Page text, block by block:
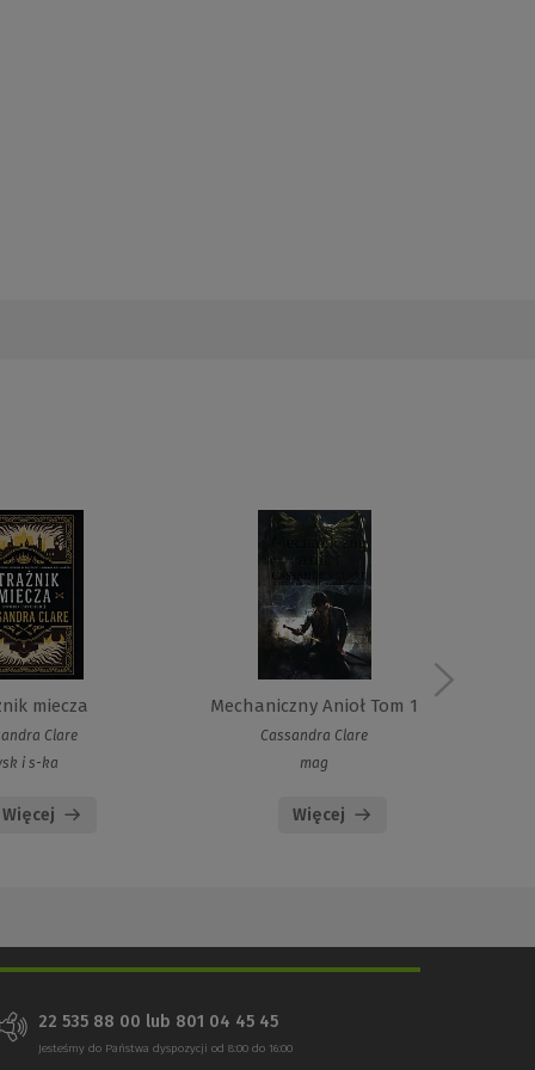
miecza
Clare
i s-ka
Więcej
Mechaniczny Anioł Tom 1
Cassandra Clare
mag
Więcej
22 535 88 00 lub 801 04 45 45
Jesteśmy do Państwa dyspozycji od 8:00 do 16:00